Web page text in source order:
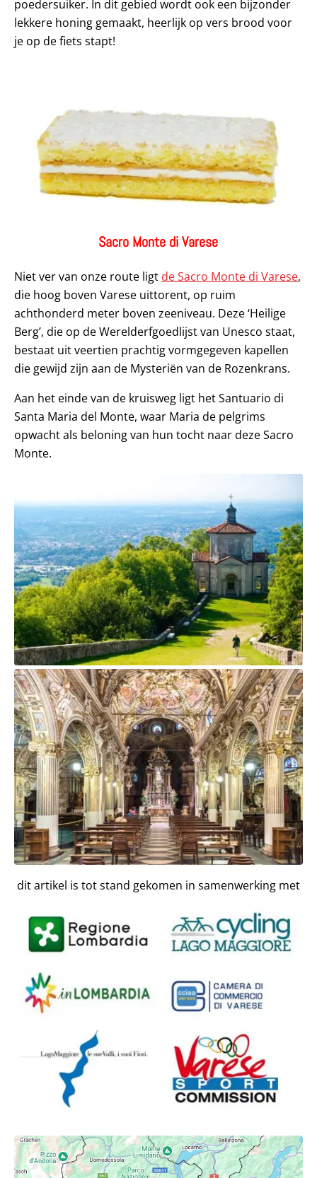
poedersuiker. In dit gebied wordt ook een bijzonder
lekkere honing gemaakt, heerlijk op vers brood voor
je op de fiets stapt!
Sacro Monte di Varese
Niet ver van onze route ligt de Sacro Monte di Varese,
die hoog boven Varese uittorent, op ruim
achthonderd meter boven zeeniveau. Deze ‘Heilige
Berg’, die op de Werelderfgoedlijst van Unesco staat,
bestaat uit veertien prachtig vormgegeven kapellen
die gewijd zijn aan de Mysteriën van de Rozenkrans.
Aan het einde van de kruisweg ligt het Santuario di
Santa Maria del Monte, waar Maria de pelgrims
opwacht als beloning van hun tocht naar deze Sacro
Monte.
dit artikel is tot stand gekomen in samenwerking met